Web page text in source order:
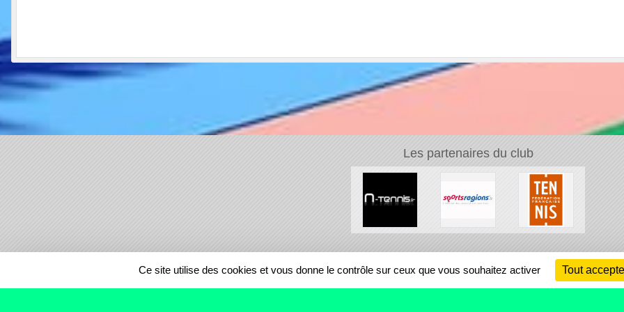
Les partenaires du club
REGIONS
Ce site utilise des cookies et vous donne le contrôle sur ceux que vous souhaitez activer Tout